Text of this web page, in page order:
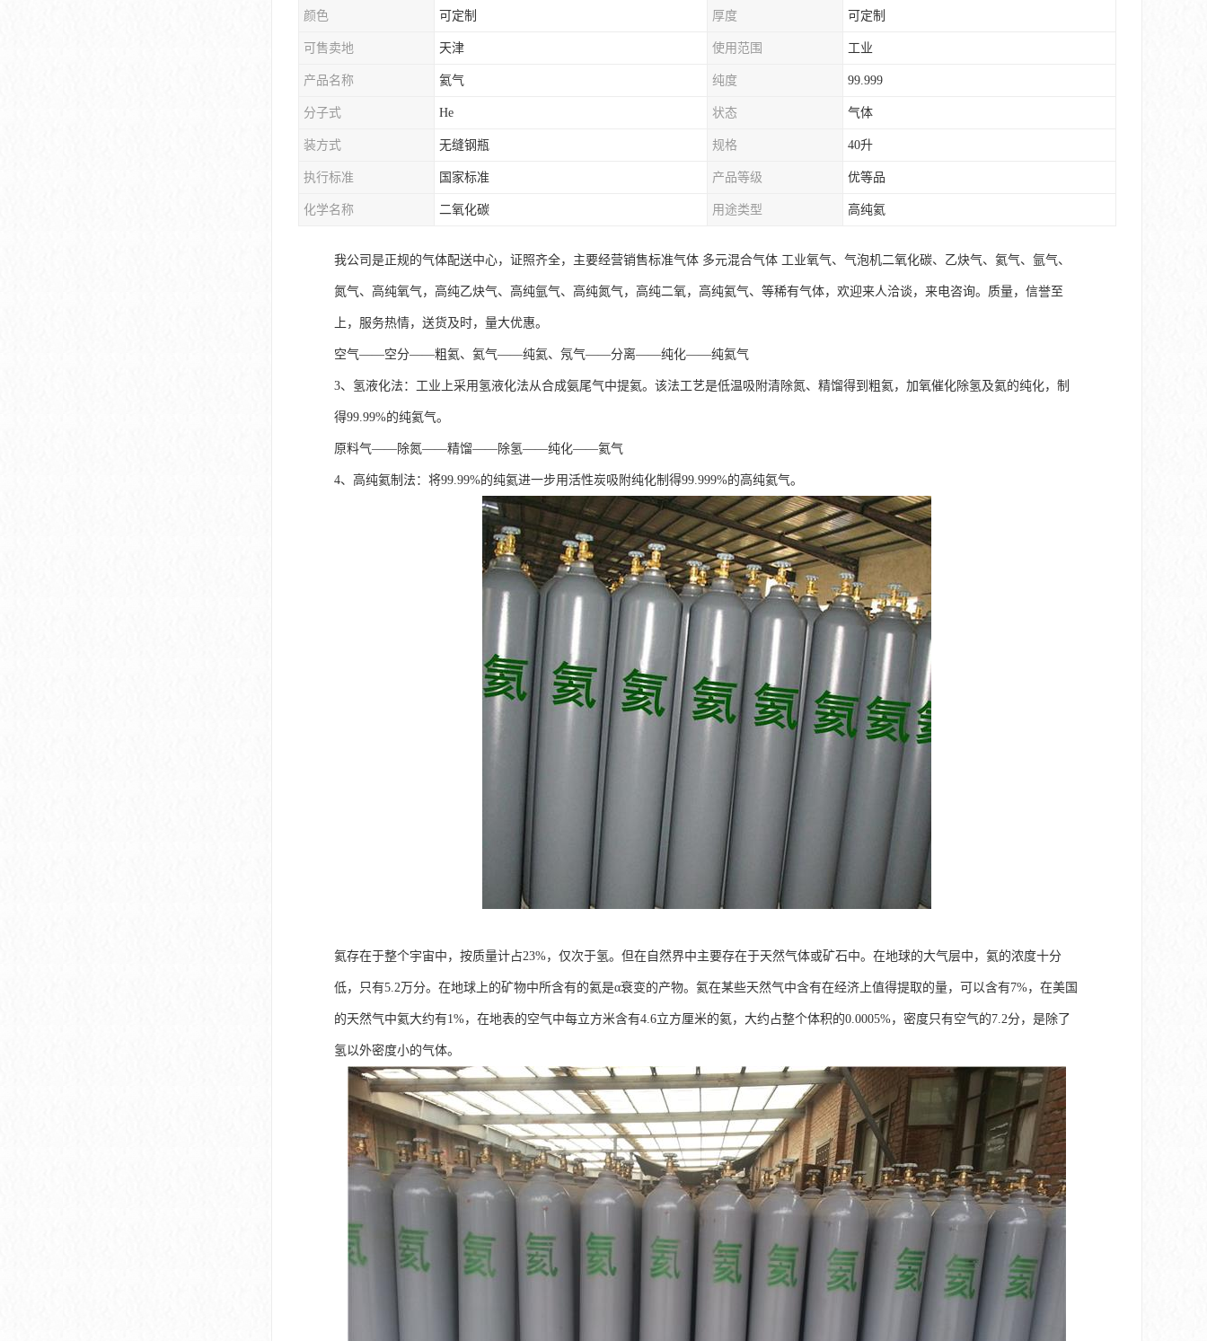
颜色 可定制 厚度 可定制
可售卖地 天津 使用范围 工业
产品名称 氦气 纯度 99.999
分子式 He 状态 气体
装方式 无缝钢瓶 规格 40升
执行标准 国家标准 产品等级 优等品
化学名称 二氧化碳 用途类型 高纯氦
我公司是正规的气体配送中心，证照齐全，主要经营销售标准气体 多元混合气体 工业氧气、气泡机二氧化碳、乙炔气、氦气、氩气、
氮气、高纯氧气，高纯乙炔气、高纯氩气、高纯氮气，高纯二氧，高纯氦气、等稀有气体，欢迎来人洽谈，来电咨询。质量，信誉至
上，服务热情，送货及时，量大优惠。
空气——空分——粗氦、氦气——纯氦、氖气——分离——纯化——纯氦气
3、氢液化法：工业上采用氢液化法从合成氨尾气中提氦。该法工艺是低温吸附清除氮、精馏得到粗氦，加氧催化除氢及氦的纯化，制
得99.99%的纯氦气。
原料气——除氮——精馏——除氢——纯化——氦气
4、高纯氦制法：将99.99%的纯氦进一步用活性炭吸附纯化制得99.999%的高纯氦气。
氦存在于整个宇宙中，按质量计占23%，仅次于氢。但在自然界中主要存在于天然气体或矿石中。在地球的大气层中，氦的浓度十分
低，只有5.2万分。在地球上的矿物中所含有的氦是α衰变的产物。氦在某些天然气中含有在经济上值得提取的量，可以含有7%，在美国
的天然气中氦大约有1%，在地表的空气中每立方米含有4.6立方厘米的氦，大约占整个体积的0.0005%，密度只有空气的7.2分，是除了
氢以外密度小的气体。